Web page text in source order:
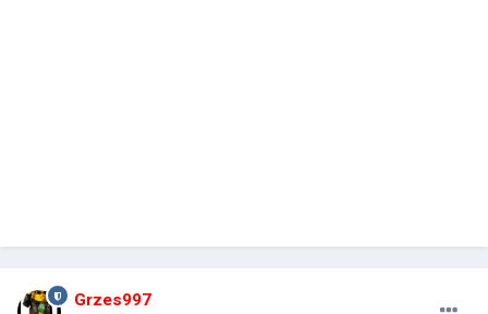
Grzes997